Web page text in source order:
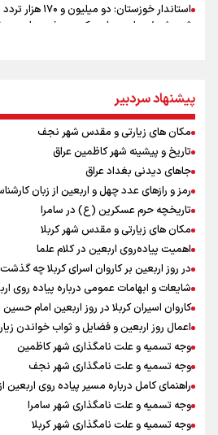
استاندار
جابجایی مرکز ثقل اقتصاد جهان انجام شد/
ایران +نمودار
وقتی از وفاق صحبت می‌کنم، منظورم مردم
شده و متوقف نخواهد شد
رادین زینالی، ملی پوش تکواندو : قدم به قدم
المپیک برسم
ونس: ایرانی‌ها مذاکره‌کنندگان سرسختی هستند
کانادا دو مظنون تیراندازی در نزدیکی
اردوی تیم ملی تکواندو
در ادامه سیاست جوان‌گرایی در پرسپولیس؛
اضافه شدند
پیشنهاد سردبیر
مکان های زیارتی و مقدس شهر نجف
تاریخ و پیشینه شهر کاظمین عراق
جاهای دیدنی بغداد عراق
رمز و رازهای عدد چهل و اربعین از زبان
تاریخچه حرم عسکرین (ع) در سامرا
مکان های زیارتی و مقدس شهر کربلا
اهمیت پیاده‌روی اربعین در کلام علما
در روز اربعین بر کاروان اسرای کربلا چه
شایعات و ابهامات عمومی درباره پیاده روی
کاروان اسیران کربلا در روز اربعین امام
اعمال روز اربعین و فضایل و ثواب خواندن
وجه تسمیه و علت نامگذاری شهر کاظمین
وجه تسمیه و علت نامگذاری شهر نجف
راهنمای کامل درباره مسیر پیاده روی اربعین
وجه تسمیه و علت نامگذاری شهر سامرا
وجه تسمیه و علت نامگذاری شهر کربلا